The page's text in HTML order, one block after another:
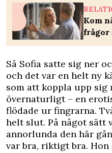
Kom
frågor
Så Sofia satte sig ner
och det var en helt ny
som att koppla upp sig
övernaturligt – en
flödade ur fingrarna.
helt slut. På något sätt
annorlunda den här
var bra, riktigt bra.